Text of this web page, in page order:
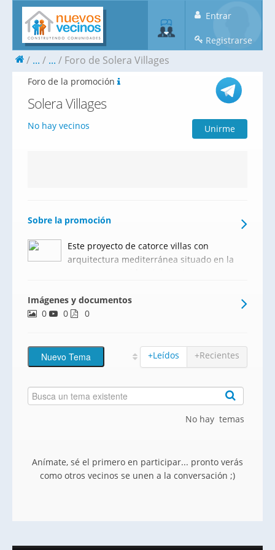
Entrar
Registrarse
... ... Foro de Solera Villages
Foro de la promoción
Solera Villages
No hay vecinos Unirme
Sobre la promoción
Este proyecto de catorce villas con
arquitectura mediterránea situado en la
a la carretera CV-767 que comunica el
pueblo de Finestrat, con el centro
Imágenes y documentos
0
0 0
+Leídos +Recientes
No hay temas
Anímate, sé el primero en participar... pronto verás
como otros vecinos se unen a la conversación ;)